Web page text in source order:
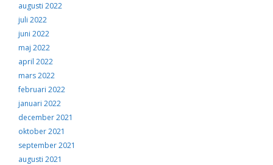
augusti 2022
juli 2022
juni 2022
maj 2022
april 2022
mars 2022
februari 2022
januari 2022
december 2021
oktober 2021
september 2021
augusti 2021